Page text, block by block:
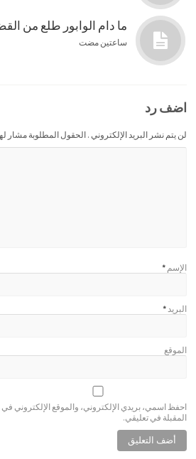
ما دام الوابور طلع من
ساعتين مضت
اضف رد
لن يتم نشر البريد الإلكتروني . الحقول المطلوبة مشار
الإسم *
البريد*
الموقع
احفظ اسمي، بريدي الإلكتروني، والموقع الإلكتروني
المقبلة في تعليقي.